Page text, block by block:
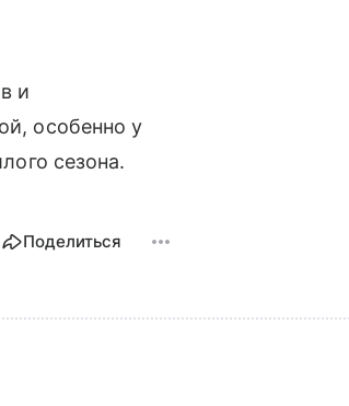
и
особенно у
сезона.
Поделиться